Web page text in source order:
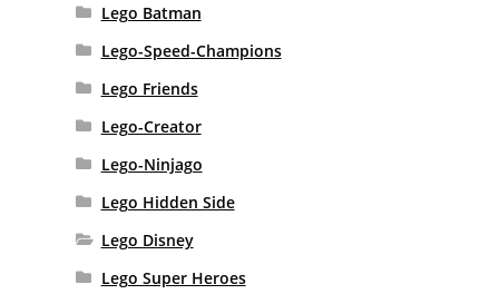
Lego Batman
Lego-Speed-Champions
Lego Friends
Lego-Creator
Lego-Ninjago
Lego Hidden Side
Lego Disney
Lego Super Heroes